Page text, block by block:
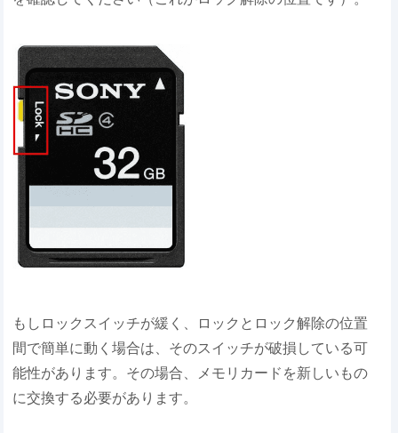
もしロックスイッチが緩く、ロックとロック解除の位置
間で簡単に動く場合は、そのスイッチが破損している可
能性があります。その場合、メモリカードを新しいもの
に交換する必要があります。